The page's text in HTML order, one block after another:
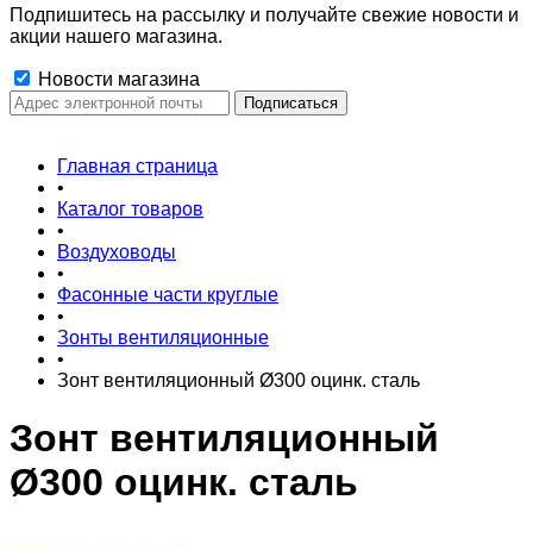
Подпишитесь на рассылку и получайте свежие новости и
акции нашего магазина.
Новости магазина
Главная страница
•
Каталог товаров
•
Воздуховоды
•
Фасонные части круглые
•
Зонты вентиляционные
•
Зонт вентиляционный Ø300 оцинк. сталь
Зонт вентиляционный
Ø300 оцинк. сталь